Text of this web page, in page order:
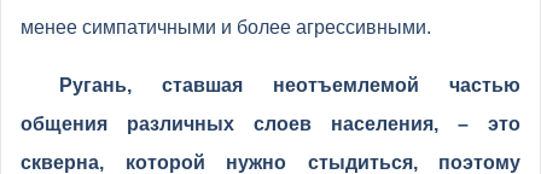
менее симпатичными и более агрессивными.
Ругань, ставшая неотъемлемой частью
общения различных слоев населения, – это
скверна, которой нужно стыдиться, поэтому